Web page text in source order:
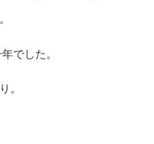
でした。
。